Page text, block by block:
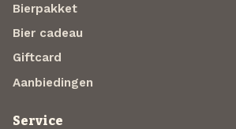
Bierpakket
Bier cadeau
Giftcard
Aanbiedingen
Service